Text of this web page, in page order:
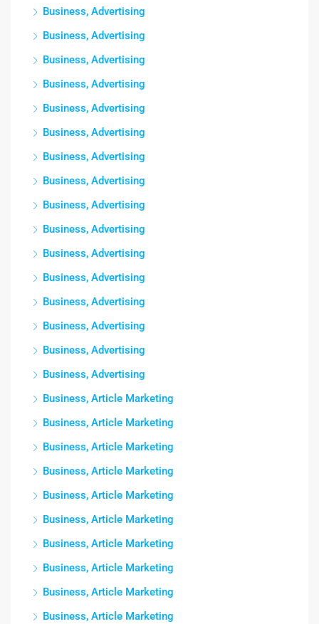
Business, Advertising
Business, Advertising
Business, Advertising
Business, Advertising
Business, Advertising
Business, Advertising
Business, Advertising
Business, Advertising
Business, Advertising
Business, Advertising
Business, Advertising
Business, Advertising
Business, Advertising
Business, Advertising
Business, Advertising
Business, Advertising
Business, Article Marketing
Business, Article Marketing
Business, Article Marketing
Business, Article Marketing
Business, Article Marketing
Business, Article Marketing
Business, Article Marketing
Business, Article Marketing
Business, Article Marketing
Business, Article Marketing